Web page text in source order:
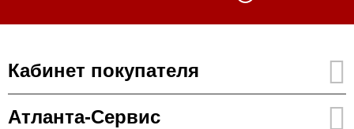
Кабинет покупателя
Атланта-Сервис